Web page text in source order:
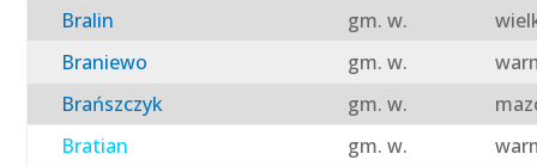
Bralin
gm. w.
Braniewo
gm. w.
Brańszczyk
gm. w.
Bratian
gm. w.